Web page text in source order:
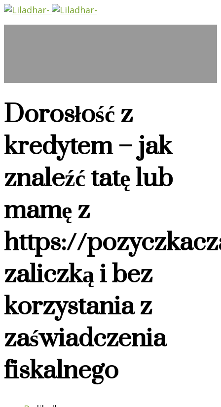
Dorosłość z
kredytem – jak
znaleźć tatę lub
mamę z
https://
zaliczką i bez
korzystania z
zaświadczenia
fiskalnego